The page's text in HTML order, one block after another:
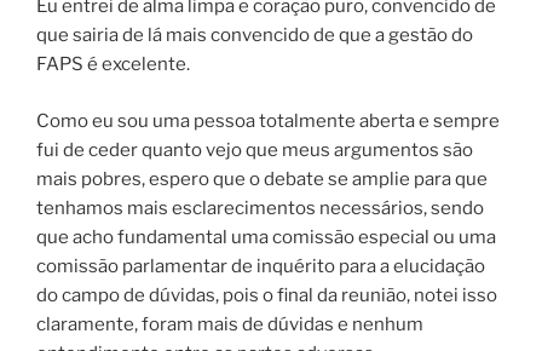
Eu entrei de alma limpa e coração puro, convencido de
que sairia de lá mais convencido de que a gestão do
FAPS é excelente.
Como eu sou uma pessoa totalmente aberta e sempre
fui de ceder quanto vejo que meus argumentos são
mais pobres, espero que o debate se amplie para que
tenhamos mais esclarecimentos necessários, sendo
que acho fundamental uma comissão especial ou uma
comissão parlamentar de inquérito para a elucidação
do campo de dúvidas, pois o final da reunião, notei isso
claramente, foram mais de dúvidas e nenhum